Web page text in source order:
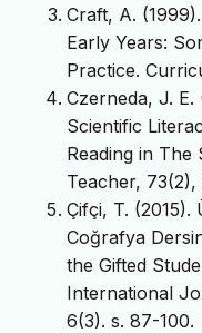
Craft, A.
Early Years:
Practice.
Czerneda, J.
Scientific
Reading in The
Teacher,
Çifçi, T. (2015).
Coğrafya
the Gifted
International
6(3). s. 87-100.